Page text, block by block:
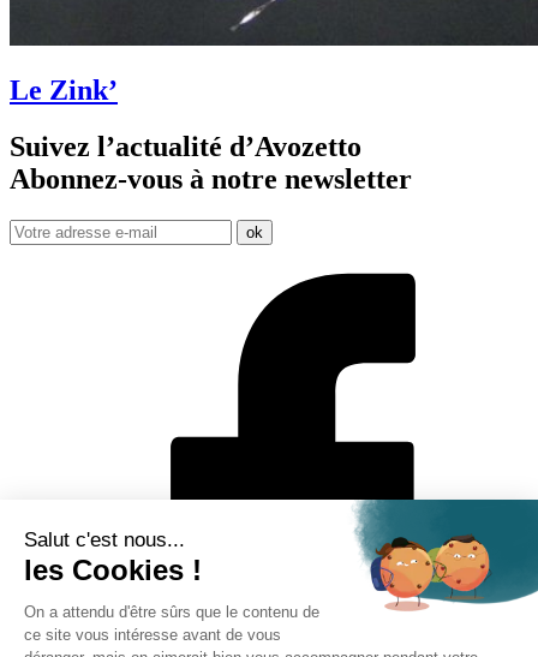
Le Zink’
Suivez l’actualité d’Avozetto
Abonnez-vous à notre newsletter